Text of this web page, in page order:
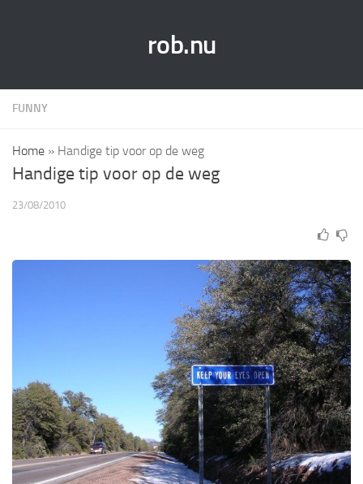
rob.nu
FUNNY
Home » Handige tip voor op de weg
Handige tip voor op de weg
23/08/2010